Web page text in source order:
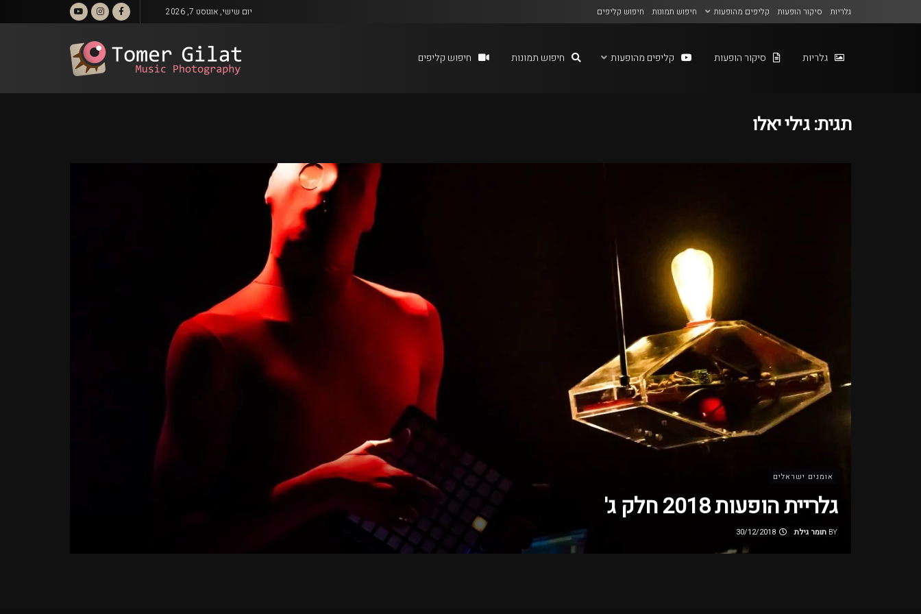
גלריות סיקור הופעות קליפים מהופעות חיפוש תמונות חיפוש קליפים יום שישי, אוגוסט 7, 2026
גלריות סיקור הופעות קליפים מהופעות חיפוש תמונות חיפוש קליפים
תגית:גילי יאלו
אומנים ישראלים
גלריית הופעות 2018 חלק ג'
BY תומר גילת